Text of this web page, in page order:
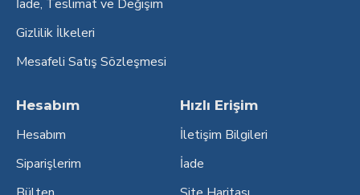
İade, Teslimat ve Değişim
Gizlilik İlkeleri
Mesafeli Satış Sözleşmesi
Hesabım
Hesabım
Siparişlerim
Hızlı Erişim
İletişim Bilgileri
İade